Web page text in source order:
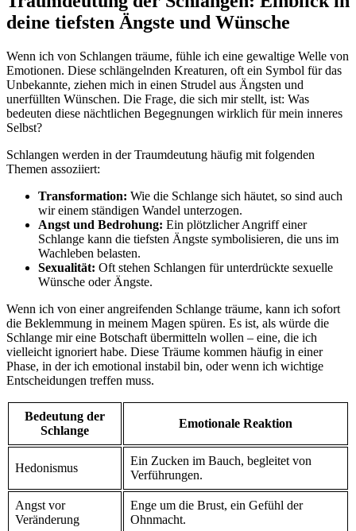
deine tiefsten Ängste und Wünsche
Wenn ich⁣ von Schlangen träume, fühle ich eine gewaltige Welle‍ von
⁣Emotionen. ‍Diese schlängelnden Kreaturen,⁤ oft ein Symbol⁤ für das‍
Unbekannte, ziehen mich ​in einen⁣ Strudel‍ aus Ängsten und​
unerfüllten Wünschen. Die Frage, die sich mir⁤ stellt, ist: Was
‌bedeuten diese nächtlichen Begegnungen wirklich für mein inneres
Selbst?
Schlangen werden in der Traumdeutung häufig mit ⁤folgenden
Themen ⁣assoziiert:
Transformation: ⁣Wie die Schlange sich häutet, so sind auch
wir einem ⁣ständigen Wandel unterzogen.
Angst und⁤ Bedrohung: Ein ‌plötzlicher⁣ Angriff einer
Schlange kann die tiefsten Ängste ​symbolisieren, ‌die uns im
Wachleben belasten.
Sexualität: Oft stehen Schlangen für unterdrückte sexuelle
Wünsche oder‌ Ängste.
Wenn ich⁢ von ​einer angreifenden Schlange träume, kann ich sofort
die‍ Beklemmung in meinem Magen spüren. Es ist, als ⁢würde die
Schlange ⁢mir eine Botschaft übermitteln ⁤wollen – ‍eine, ‌die ⁢ich
vielleicht ignoriert habe. Diese ⁣Träume kommen häufig‍ in einer
Phase,⁢ in der ich emotional instabil ⁢bin, oder wenn ich‌ wichtige
Entscheidungen treffen muss.
Bedeutung der⁤
Schlange
Emotionale ⁤Reaktion
Hedonismus
Ein Zucken im ⁢Bauch, begleitet von
Verführungen.
Angst⁤ vor
⁢Veränderung
Enge um die Brust, ein⁢ Gefühl der⁣
Ohnmacht.